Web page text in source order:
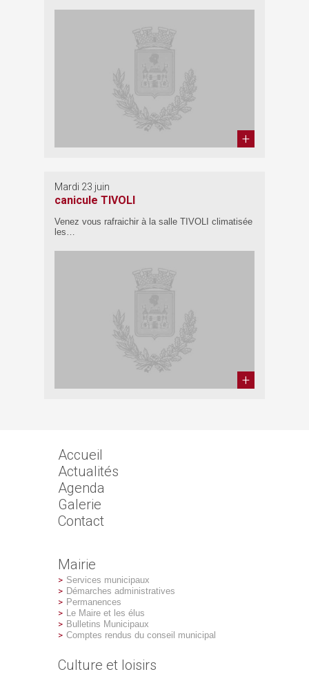
Mardi 23 juin
canicule TIVOLI
Venez vous rafraichir à la salle TIVOLI climatisée
les…
Accueil
Actualités
Agenda
Galerie
Contact
Mairie
Services municipaux
Démarches administratives
Permanences
Le Maire et les élus
Bulletins Municipaux
Comptes rendus du conseil municipal
Culture et loisirs